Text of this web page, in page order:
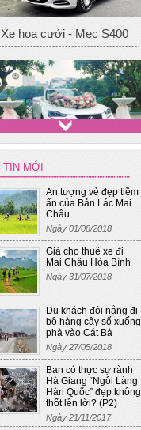
Xe hoa cưới - Mec S400
Xe cưới 4
TIN MỚI
Ấn tượng vẻ đẹp tiềm
ẩn của Bản Lác Mai
Châu
Ngày 01/08/2018
Giá cho thuê xe đi
Mai Châu Hòa Bình
Ngày 31/07/2018
Du khách đội nắng đi
bộ hàng cây số xuống
phà vào Cát Bà
Ngày 27/05/2018
Bạn có thực sự rành
Hà Giang “Ngôi Làng
Hàn Quốc” đẹp không
thốt lên lời? (P2)
Ngày 21/11/2017